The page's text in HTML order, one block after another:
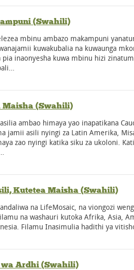
(Swahili)
mbinu ambazo makampuni
kuwakubalia na kuwaunga
inaonyesha kuwa mbinu hizi
Maisha (Swahili)
ambao himaya yao inapatikana
jamii asili nyingi za Latin Amerika,
zao nyingi katika siku za ukoloni.
Kutetea Maisha (Swahili)
na LifeMosaic, na viongozi
na washauri kutoka Afrika, Asia,
Filamu Inasimulia hadithi ya
Ardhi (Swahili)